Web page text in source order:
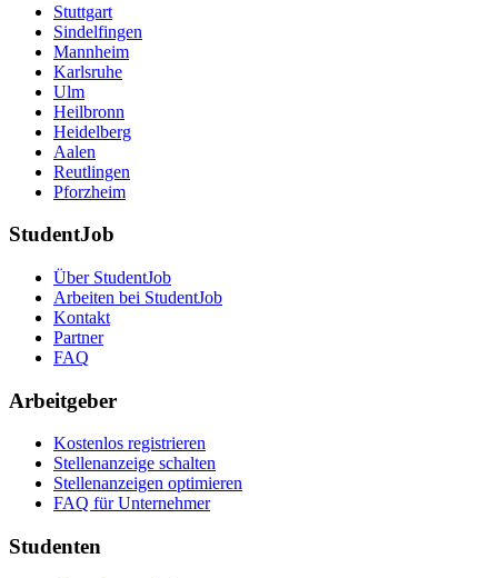
Stuttgart
Sindelfingen
Mannheim
Karlsruhe
Ulm
Heilbronn
Heidelberg
Aalen
Reutlingen
Pforzheim
StudentJob
Über StudentJob
Arbeiten bei StudentJob
Kontakt
Partner
FAQ
Arbeitgeber
Kostenlos registrieren
Stellenanzeige schalten
Stellenanzeigen optimieren
FAQ für Unternehmer
Studenten